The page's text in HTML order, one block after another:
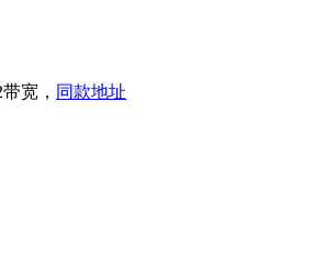
带宽， 同款地址